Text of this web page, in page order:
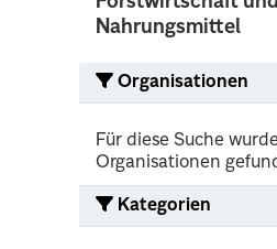
Nahrungsmittel
Organisationen
Für diese Suche
Organisationen
Kategorien